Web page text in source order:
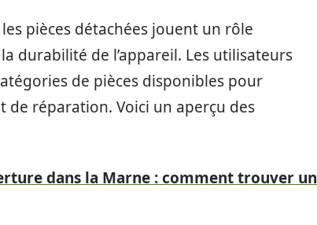
pièces détachées jouent un rôle
durabilité de l’appareil. Les utilisateurs
de pièces disponibles pour
réparation. Voici un aperçu des
dans la Marne : comment trouver un